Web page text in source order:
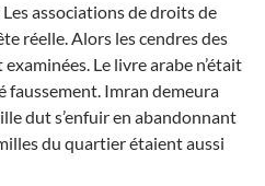
Les associations de droits de
réelle. Alors les cendres des
Le livre arabe n’était
faussement. Imran demeura
dut s’enfuir en abandonnant
du quartier étaient aussi